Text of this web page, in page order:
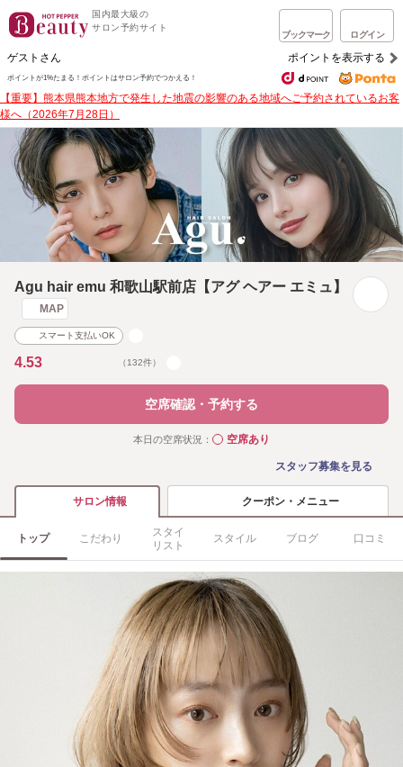
国内最大級の
サロン予約サイト
ブックマーク ログイン
ゲストさん ポイントを表示する
ポイントが1%たまる！ ポイントはサロン予約でつかえる！
【重要】熊本県熊本地方で発生した地震の影響のある地域へご予約されているお客
様へ（2026年7月28日）
Agu hair emu 和歌山駅前店【アグ ヘアー エミュ】
MAP
スマート支払いOK
4.53 （132件）
空席確認・予約する
本日の空席状況： ◯空席あり
スタッフ募集を見る
サロン情報 クーポン・メニュー
トップ こだわり
スタイ
リスト
スタイル ブログ 口コミ